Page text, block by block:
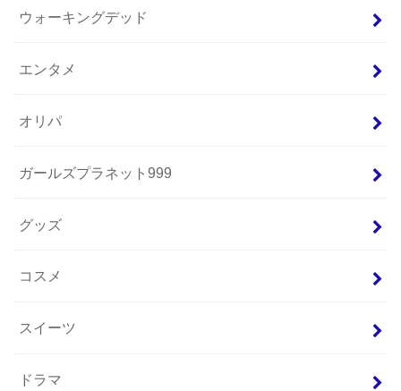
ウォーキングデッド
エンタメ
オリパ
ガールズプラネット999
グッズ
コスメ
スイーツ
ドラマ